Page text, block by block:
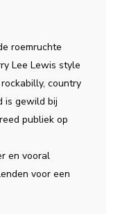
roemruchte
Lee Lewis style
country
is gewild bij
publiek op
en vooral
voor een